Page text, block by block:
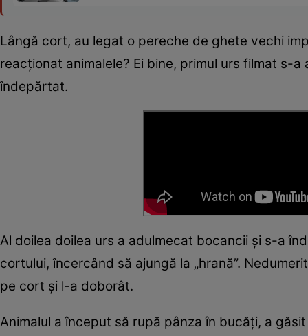
Lângă cort, au legat o pereche de ghete vechi
reacționat animalele? Ei bine, primul urs filmat s-
îndepărtat.
Al doilea doilea urs a adulmecat bocancii și s-a
cortului, încercând să ajungă la „hrană”.
pe cort și l-a doborât.
Animalul a început să rupă pânza în bucăți, a